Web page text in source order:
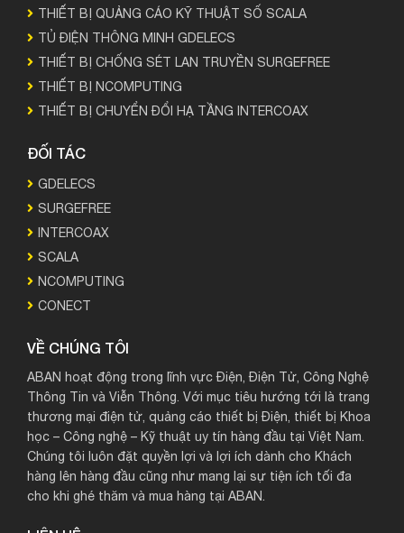
THIẾT BỊ QUẢNG CÁO KỸ THUẬT SỐ SCALA
TỦ ĐIỆN THÔNG MINH GDELECS
THIẾT BỊ CHỐNG SÉT LAN TRUYỀN SURGEFREE
THIẾT BỊ NCOMPUTING
THIẾT BỊ CHUYỂN ĐỔI HẠ TẦNG INTERCOAX
ĐỐI TÁC
GDELECS
SURGEFREE
INTERCOAX
SCALA
NCOMPUTING
CONECT
VỀ CHÚNG TÔI
ABAN hoạt động trong lĩnh vực Điện, Điện Tử, Công Nghệ
Thông Tin và Viễn Thông. Với mục tiêu hướng tới là trang
thương mại điện tử, quảng cáo thiết bị Điện, thiết bị Khoa
học – Công nghệ – Kỹ thuật uy tín hàng đầu tại Việt Nam.
Chúng tôi luôn đặt quyền lợi và lợi ích dành cho Khách
hàng lên hàng đầu cũng như mang lại sự tiện ích tối đa
cho khi ghé thăm và mua hàng tại ABAN.